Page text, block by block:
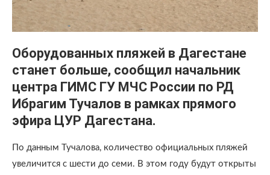
Оборудованных пляжей в Дагестане
станет больше, сообщил начальник
центра ГИМС ГУ МЧС России по РД
Ибрагим Тучалов в рамках прямого
эфира ЦУР Дагестана.
По данным Тучалова, количество официальных пляжей
увеличится с шести до семи. В этом году будут открыты